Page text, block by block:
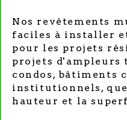
Nos revêtements
faciles à installer
pour les projets
projets d'ampleurs
condos, bâtiments
institutionnels,
hauteur et la